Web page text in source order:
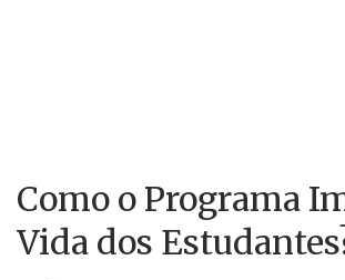
Como o Programa
Vida dos